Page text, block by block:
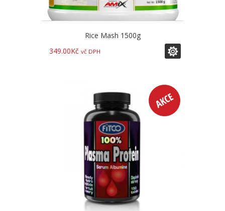
Rice Mash 1500g
349.00Kč vč DPH